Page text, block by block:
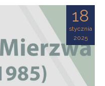
18
stycznia
2025